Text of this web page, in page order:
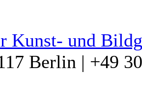
Kunst- und
Berlin | +49